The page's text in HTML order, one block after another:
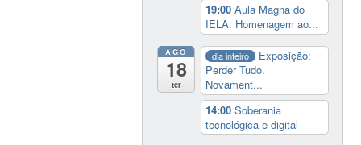
19:00Aula Magna do
IELA: Homenagem ao...
AGO
18
ter
dia inteiro
Exposição:
Perder Tudo.
Novament...
14:00Soberania
tecnológica e digital